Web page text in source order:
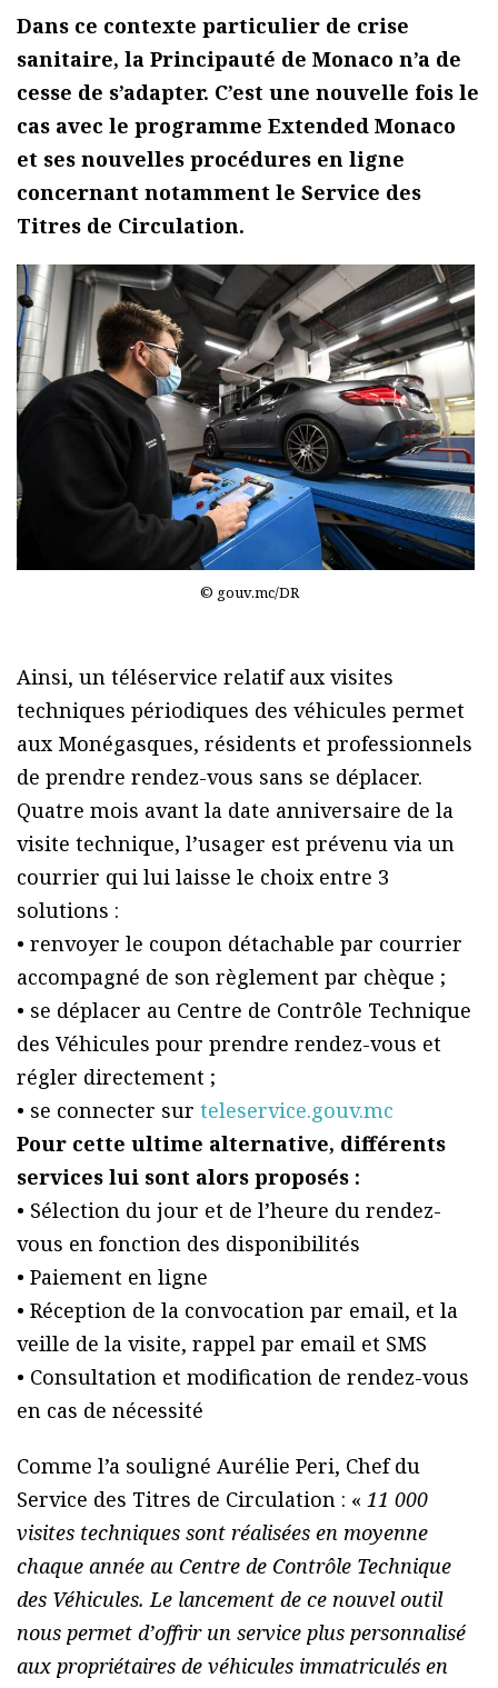
Dans ce contexte particulier de crise
sanitaire, la Principauté de Monaco n’a de
cesse de s’adapter. C’est une nouvelle fois le
cas avec le programme Extended Monaco
et ses nouvelles procédures en ligne
concernant notamment le Service des
Titres de Circulation.
© gouv.mc/DR
Ainsi, un téléservice relatif aux visites
techniques périodiques des véhicules permet
aux Monégasques, résidents et professionnels
de prendre rendez-vous sans se déplacer.
Quatre mois avant la date anniversaire de la
visite technique, l’usager est prévenu via un
courrier qui lui laisse le choix entre 3
solutions :
• renvoyer le coupon détachable par courrier
accompagné de son règlement par chèque ;
• se déplacer au Centre de Contrôle Technique
des Véhicules pour prendre rendez-vous et
régler directement ;
• se connecter sur teleservice.gouv.mc
Pour cette ultime alternative, différents
services lui sont alors proposés :
• Sélection du jour et de l’heure du rendez-
vous en fonction des disponibilités
• Paiement en ligne
• Réception de la convocation par email, et la
veille de la visite, rappel par email et SMS
• Consultation et modification de rendez-vous
en cas de nécessité
Comme l’a souligné Aurélie Peri, Chef du
Service des Titres de Circulation : « 11 000
visites techniques sont réalisées en moyenne
chaque année au Centre de Contrôle Technique
des Véhicules. Le lancement de ce nouvel outil
nous permet d’offrir un service plus personnalisé
aux propriétaires de véhicules immatriculés en